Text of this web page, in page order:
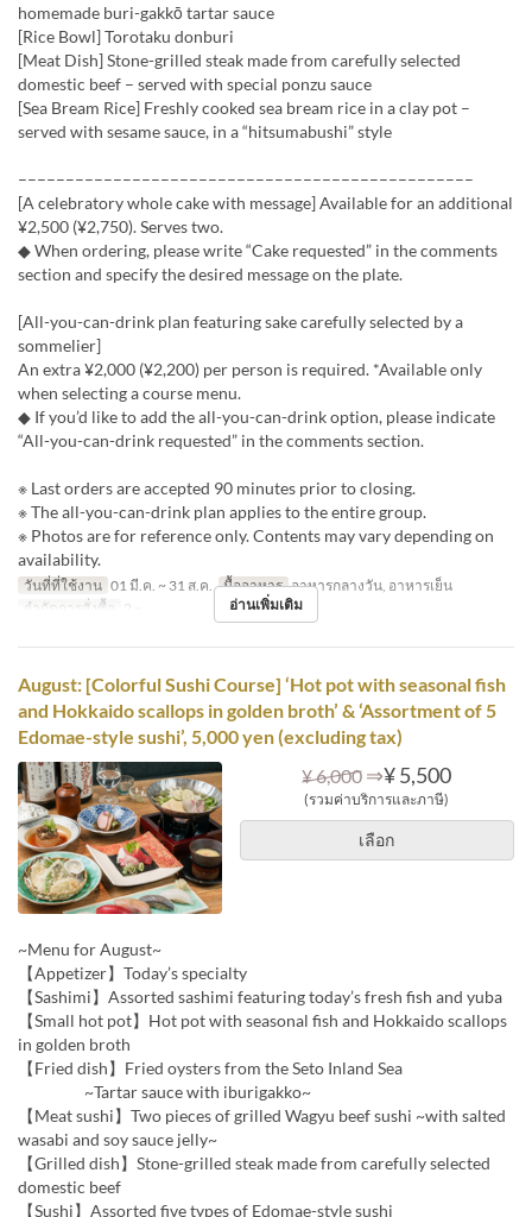
homemade buri-gakkō tartar sauce
[Rice Bowl] Torotaku donburi
[Meat Dish] Stone-grilled steak made from carefully selected
domestic beef – served with special ponzu sauce
[Sea Bream Rice] Freshly cooked sea bream rice in a clay pot –
served with sesame sauce, in a “hitsumabushi” style
––––––––––––––––––––––––––––––––––––––––––––––––
[A celebratory whole cake with message] Available for an additional
¥2,500 (¥2,750). Serves two.
◆ When ordering, please write “Cake requested” in the comments
section and specify the desired message on the plate.
[All-you-can-drink plan featuring sake carefully selected by a
sommelier]
An extra ¥2,000 (¥2,200) per person is required. *Available only
when selecting a course menu.
◆ If you’d like to add the all-you-can-drink option, please indicate
“All-you-can-drink requested” in the comments section.
※ Last orders are accepted 90 minutes prior to closing.
※ The all-you-can-drink plan applies to the entire group.
※ Photos are for reference only. Contents may vary depending on
availability.
วันที่ที่ใช้งาน 01 มี.ค. ~ 31 ส.ค. มื้ออาหาร อาหารกลางวัน, อาหารเย็น
จำกัดการสั่งซื้อ
2 ~ อ่านเพิ่มเติม
August: [Colorful Sushi Course] ‘Hot pot with seasonal fish
and Hokkaido scallops in golden broth’ & ‘Assortment of 5
Edomae-style sushi’, 5,000 yen (excluding tax)
¥ 6,000 ⇒¥ 5,500
(รวมค่าบริการและภาษี)
เลือก
~Menu for August~
【Appetizer】Today’s specialty
【Sashimi】Assorted sashimi featuring today’s fresh fish and yuba
【Small hot pot】Hot pot with seasonal fish and Hokkaido scallops
in golden broth
【Fried dish】Fried oysters from the Seto Inland Sea
~Tartar sauce with iburigakko~
【Meat sushi】Two pieces of grilled Wagyu beef sushi ~with salted
wasabi and soy sauce jelly~
【Grilled dish】Stone-grilled steak made from carefully selected
domestic beef
【Sushi】Assorted five types of Edomae-style sushi